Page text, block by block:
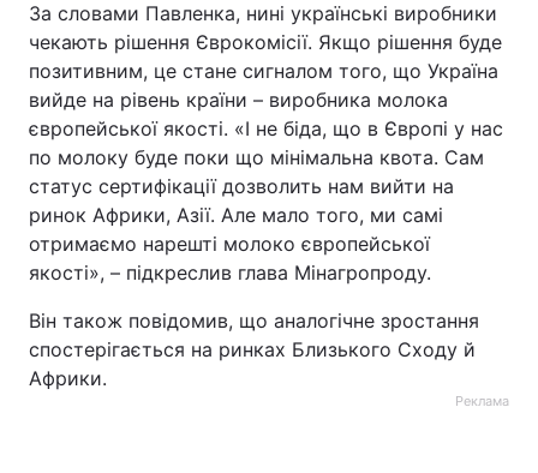
За словами Павленка, нині українські виробники
чекають рішення Єврокомісії. Якщо рішення буде
позитивним, це стане сигналом того, що Україна
вийде на рівень країни – виробника молока
європейської якості. «І не біда, що в Європі у нас
по молоку буде поки що мінімальна квота. Сам
статус сертифікації дозволить нам вийти на
ринок Африки, Азії. Але мало того, ми самі
отримаємо нарешті молоко європейської
якості», – підкреслив глава Мінагропроду.
Він також повідомив, що аналогічне зростання
спостерігається на ринках Близького Сходу й
Африки.
Реклама